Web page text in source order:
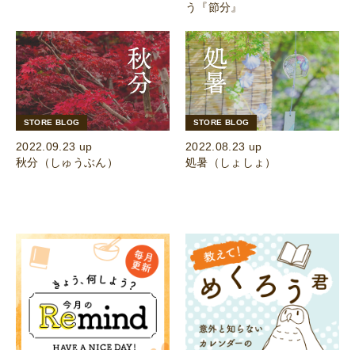
う『節分』
STORE BLOG
2022.09.23 up
秋分（しゅうぶん）
STORE BLOG
2022.08.23 up
処暑（しょしょ）